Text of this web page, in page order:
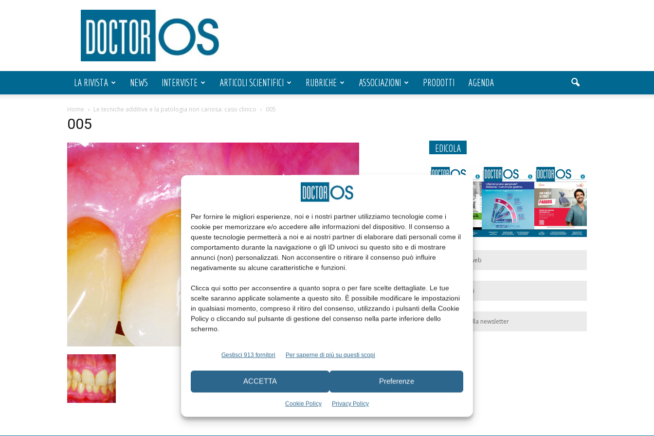
Per fornire le migliori esperienze, noi e i nostri partner utilizziamo tecnologie come i
cookie per memorizzare e/o accedere alle informazioni del dispositivo. Il consenso a
queste tecnologie permetterà a noi e ai nostri partner di elaborare dati personali come il
comportamento durante la navigazione o gli ID univoci su questo sito e di mostrare
annunci (non) personalizzati. Non acconsentire o ritirare il consenso può influire
negativamente su alcune caratteristiche e funzioni.
Clicca qui sotto per acconsentire a quanto sopra o per fare scelte dettagliate. Le tue
scelte saranno applicate solamente a questo sito. È possibile modificare le impostazioni
in qualsiasi momento, compreso il ritiro del consenso, utilizzando i pulsanti della Cookie
Policy o cliccando sul pulsante di gestione del consenso nella parte inferiore dello
schermo.
Gestisci 913 fornitori Per saperne di più su questi scopi
ACCETTA Preferenze
Cookie Policy Privacy Policy
Doctor
OS
LA RIVISTA NEWS INTERVISTE ARTICOLI SCIENTIFICI RUBRICHE ASSOCIAZIONI PRODOTTI AGENDA
Home Le tecniche additive e la patologia non cariosa: caso clinico 005
005
EDICOLA
Edicola web
Abbonati
Iscriviti alla newsletter